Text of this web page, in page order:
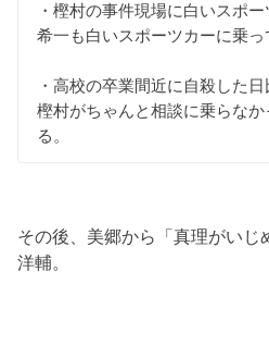
・樫村の事件現場に白いスポ
希一も白いスポーツカーに乗っ
・高校の卒業間近に自殺した
樫村がちゃんと相談に乗らな
る。
その後、美郷から「真理がいじ
洋輔。